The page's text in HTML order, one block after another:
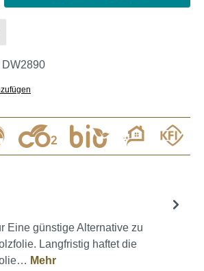
DW2890
Eine günstige Alternative zu
Langfristig haftet die
Mehr